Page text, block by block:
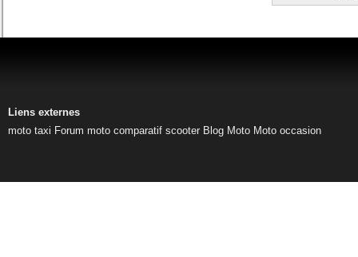
Liens externes
moto taxi Forum moto comparatif scooter Blog Moto Moto occasion